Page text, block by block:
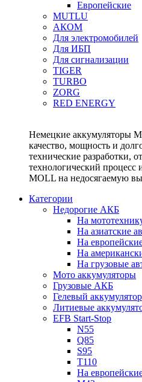
Европейские
MUTLU
АКОМ
Для электромобилей
Для ИБП
Для сигнализации
TIGER
TURBO
ZORG
RED ENERGY
Немецкие аккумуляторы
качество, мощность и
технические разработки,
технологический процесс
MOLL на недосягаемую
Категории
Недорогие АКБ
На
На азиатские
На
На
На грузовые
Мото аккумуляторы
Грузовые АКБ
Гелевый аккумулятор
Литиевые
EFB Start-Stop
N55
Q85
S95
T110
На